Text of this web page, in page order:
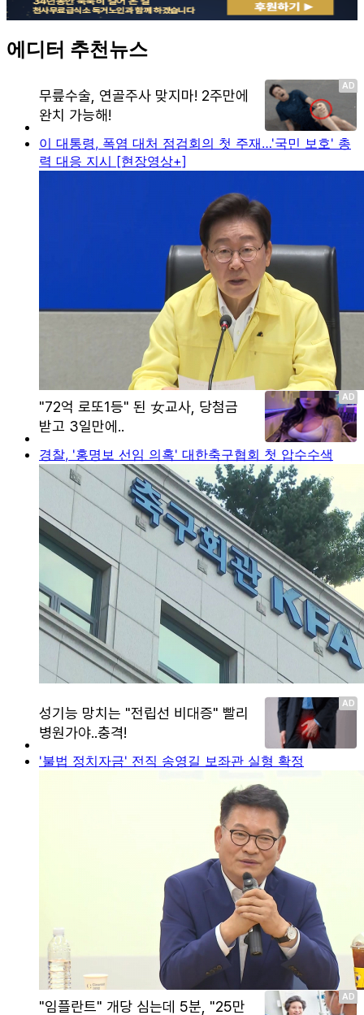
에디터 추천뉴스
이 대통령, 폭염 대처 점검회의 첫 주재…'국민 보호' 총
력 대응 지시 [현장영상+]
경찰, '홍명보 선임 의혹' 대한축구협회 첫 압수수색
'불법 정치자금' 전직 송영길 보좌관 실형 확정